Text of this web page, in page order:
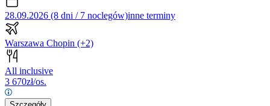
28.09.2026 (8 dni / 7 noclegów)inne terminy
Warszawa Chopin (+2)
All inclusive
3 670zł/os.